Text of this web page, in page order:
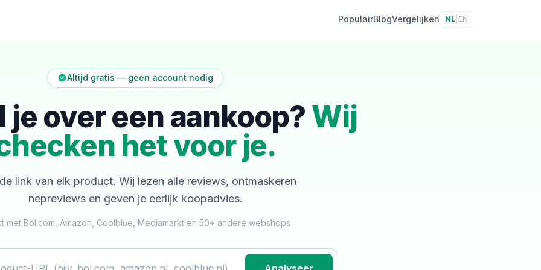
PopulairBlogVergelijken NL EN
Altijd gratis — geen account nodig
je over een aankoop? Wij
het voor je.
link van elk product. Wij lezen alle reviews, ontmaskeren
nepreviews en geven je eerlijk koopadvies.
met Bol.com, Amazon, Coolblue, Mediamarkt en 50+ andere webshops